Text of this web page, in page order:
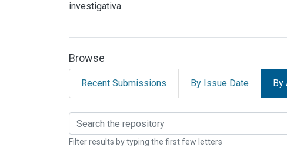
investigativa.
Browse
Recent Submissions By Issue Date By
Browsing INFORMES
Filter results by typing the first few letters